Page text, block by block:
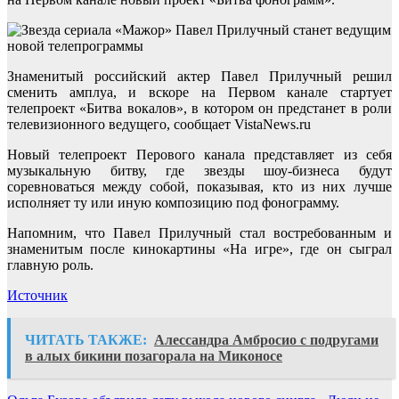
Знаменитый российский актер Павел Прилучный решил
сменить амплуа, и вскоре на Первом канале стартует
телепроект «Битва вокалов», в котором он предстанет в роли
телевизионного ведущего, сообщает VistaNews.ru
Новый телепроект Перового канала представляет из себя
музыкальную битву, где звезды шоу-бизнеса будут
соревноваться между собой, показывая, кто из них лучше
исполняет ту или иную композицию под фонограмму.
Напомним, что Павел Прилучный стал востребованным и
знаменитым после кинокартины «На игре», где он сыграл
главную роль.
Источник
ЧИТАТЬ ТАКЖЕ: Алессандра Амбросио с подругами
в алых бикини позагорала на Миконосе